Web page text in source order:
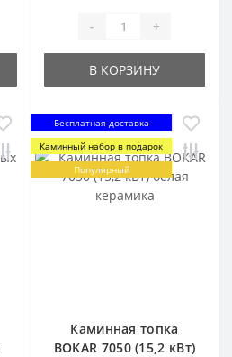
- +
В КОРЗИНУ
Бесплатная доставка
Каминный набор в подарок
Популярный
Каминная топка
BOKAR 7050 (15,2 кВт)